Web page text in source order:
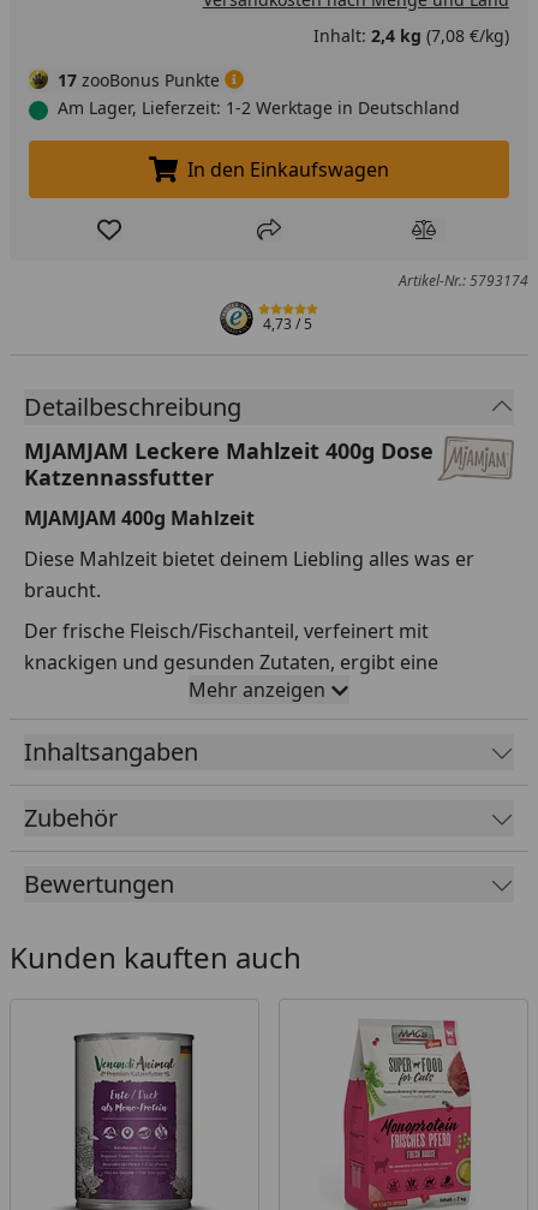
Inhalt: 2,4 kg (7,08 €/kg)
17 zooBonus Punkte
Am Lager, Lieferzeit: 1-2 Werktage in Deutschland
In den Einkaufswagen legen
In den Einkaufswagen
Produkt zur Wunschliste hinzufügen
Teilen Produkt
Artikel-Nr.: 5793174
4,73/ 5
Detailbeschreibung
MJAMJAM Leckere Mahlzeit 400g Dose
Katzennassfutter
MJAMJAM 400g Mahlzeit
Diese Mahlzeit bietet deinem Liebling alles was er
braucht.
Der frische Fleisch/Fischanteil, verfeinert mit
knackigen und gesunden Zutaten, ergibt eine
vollwertige und genussvolle Mahlzeit, die ihn zugleich
mit allen wichtigen Vitaminen und Mineralien
versorgt. „Artgerecht, natur- und beutenah“.
Geschmacksstoffe sowie synthetische Bindemittel
wird vollends verzichtet.
200-400 g täglich für eine ausgewachsene Katze mit
zur freien Verfügung stehen. Nach dem Öffnen max.
24 Stunden im Kühlschrank aufbewahren. Bitte
zimmerwarm füttern.
Mehr anzeigen
Inhaltsangaben
Zubehör
Bewertungen
Kunden kauften auch